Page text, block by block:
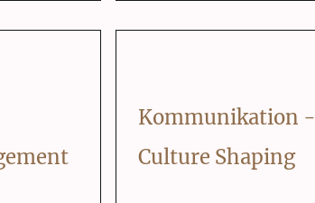
Kommunikation -
Culture Shaping